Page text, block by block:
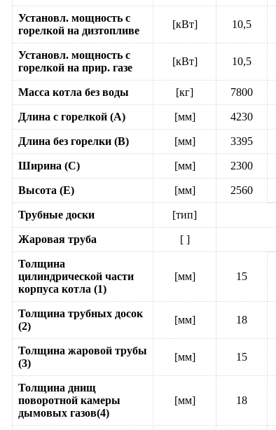
Установл. мощность с
горелкой на дизтопливе
[кВт] 10,5
Установл. мощность с
горелкой на прир. газе
[кВт] 10,5
Масса котла без воды [кг] 7800
Длина с горелкой (А) [мм] 4230
Длина без горелки (В) [мм] 3395
Ширина (С) [мм] 2300
Высота (Е) [мм] 2560
Трубные доски [тип]
Жаровая труба [ ]
Толщина
цилиндрической части
корпуса котла (1)
[мм] 15
Толщина трубных досок
(2)
[мм] 18
Толщина жаровой трубы
(3)
[мм] 15
Толщина днищ
поворотной камеры
дымовых газов(4)
[мм] 18